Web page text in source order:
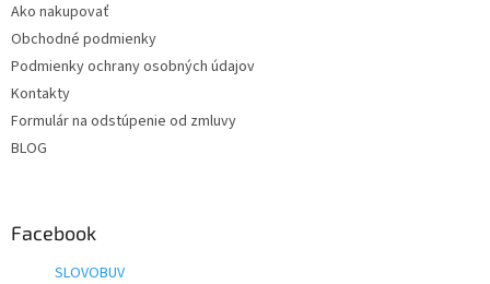
Ako nakupovať
Obchodné podmienky
Podmienky ochrany osobných údajov
Kontakty
Formulár na odstúpenie od zmluvy
BLOG
Facebook
SLOVOBUV